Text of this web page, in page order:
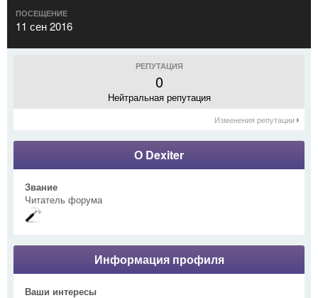
ПОСЕЩЕНИЕ
11 сен 2016
РЕПУТАЦИЯ
0
Нейтральная репутация
Изменения репутации
О Dexiter
Звание
Читатель форума
Информация профиля
Ваши интересы